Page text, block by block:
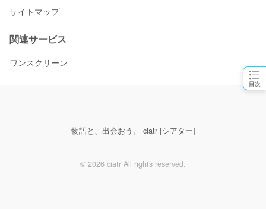
目次
サイトマップ
関連サービス
ワンスクリーン
物語と、出会おう。 ciatr [シアター]
© 2026 ciatr All rights reserved.